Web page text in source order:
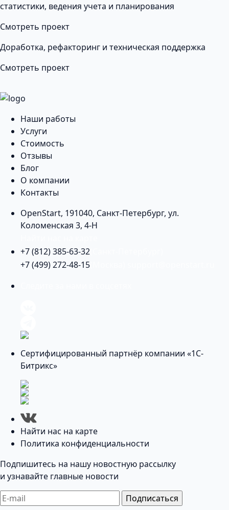
статистики, ведения учета и планирования
Смотреть проект
Доработка, рефакторинг и техническая поддержка
Смотреть проект
Наши работы
Услуги
Стоимость
Отзывы
Блог
О компании
Контакты
OpenStart, 191040, Санкт-Петербург, ул.
Коломенская 3, 4-Н
+7 (812) 385-63-32
+7 (499) 272-48-15
Сертифицированный партнёр компании «1С-
Битрикс»
Найти нас на карте
Политика конфиденциальности
Подпишитесь на нашу новостную рассылку
и узнавайте главные новости
Подписаться